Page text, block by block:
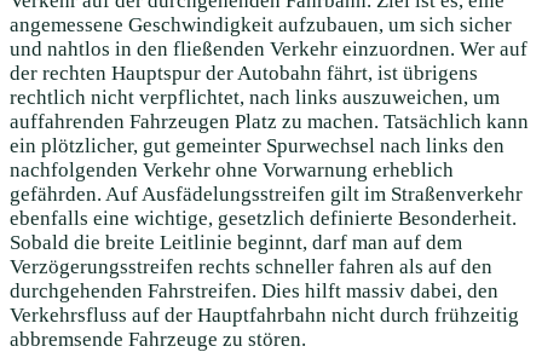
angemessene Geschwindigkeit aufzubauen, um sich sicher
und nahtlos in den fließenden Verkehr einzuordnen. Wer auf
der rechten Hauptspur der Autobahn fährt, ist übrigens
rechtlich nicht verpflichtet, nach links auszuweichen, um
auffahrenden Fahrzeugen Platz zu machen. Tatsächlich kann
ein plötzlicher, gut gemeinter Spurwechsel nach links den
nachfolgenden Verkehr ohne Vorwarnung erheblich
gefährden. Auf Ausfädelungsstreifen gilt im Straßenverkehr
ebenfalls eine wichtige, gesetzlich definierte Besonderheit.
Sobald die breite Leitlinie beginnt, darf man auf dem
Verzögerungsstreifen rechts schneller fahren als auf den
durchgehenden Fahrstreifen. Dies hilft massiv dabei, den
Verkehrsfluss auf der Hauptfahrbahn nicht durch frühzeitig
abbremsende Fahrzeuge zu stören.